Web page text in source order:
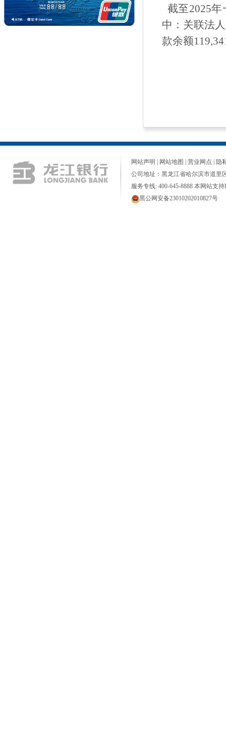
截至2025
中：关联法
款余额
网站声明 网站地图 营业网点
隐
公司地址：黑龙江省哈尔滨市道里
服务专线: 400-645-8888 本网站支持
黑公网安备23010202010827号